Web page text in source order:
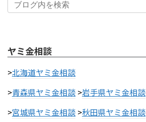
ヤミ金相談
>北海道ヤミ金相談
>青森県ヤミ金相談 >岩手県ヤミ金相談
>宮城県ヤミ金相談 >秋田県ヤミ金相談